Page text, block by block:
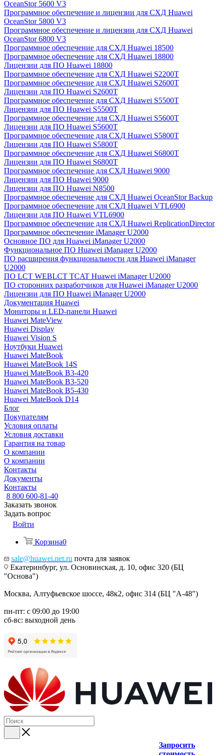
OceanStor 5600 V3
Программное обеспечение и лицензии для СХД Huawei
OceanStor 5800 V3
Программное обеспечение и лицензии для СХД Huawei
OceanStor 6800 V3
Программное обеспечение для СХД Huawei 18500
Программное обеспечение для СХД Huawei 18800
Лицензии для ПО Huawei 18800
Программное обеспечение для СХД Huawei S2200T
Программное обеспечение для СХД Huawei S2600T
Лицензии для ПО Huawei S2600T
Программное обеспечение для СХД Huawei S5500T
Лицензии для ПО Huawei S5500T
Программное обеспечение для СХД Huawei S5600T
Лицензии для ПО Huawei S5600T
Программное обеспечение для СХД Huawei S5800T
Лицензии для ПО Huawei S5800T
Программное обеспечение для СХД Huawei S6800T
Лицензии для ПО Huawei S6800T
Программное обеспечение для СХД Huawei 9000
Лицензии для ПО Huawei 9000
Лицензии для ПО Huawei N8500
Программное обеспечение для СХД Huawei OceanStor Backup
Программное обеспечение для СХД Huawei VTL6900
Лицензии для ПО Huawei VTL6900
Программное обеспечение для СХД Huawei ReplicationDirector
Программное обеспечение iManager U2000
Основное ПО для Huawei iManager U2000
Функциональное ПО Huawei iManager U2000
ПО расширения функциональности для Huawei iManager
U2000
ПО LCT WEBLCT TCAT Huawei iManager U2000
ПО сторонних разработчиков для Huawei iManager U2000
Лицензии для ПО Huawei iManager U2000
Документация Huawei
Мониторы и LED-панели Huawei
Huawei MateView
Huawei Display
Huawei Vision S
Ноутбуки Huawei
Huawei MateBook
Huawei MateBook 14S
Huawei MateBook B3-420
Huawei MateBook B3-520
Huawei MateBook B5-430
Huawei MateBook D14
Блог
Покупателям
Условия оплаты
Условия доставки
Гарантия на товар
О компании
О компании
Контакты
Документы
Контакты
8 800 600-81-40
Заказать звонок
Задать вопрос
Войти
Корзина0
sale@huawei.net.ru почта для заявок
Екатеринбург, ул. Основинская, д. 10, офис 320 (БЦ
"Основа")
Москва, Алтуфьевское шоссе, 48к2, офис 314 (БЦ "А-48")
пн-пт: с 09:00 до 19:00
сб-вс: выходной день
Запросить